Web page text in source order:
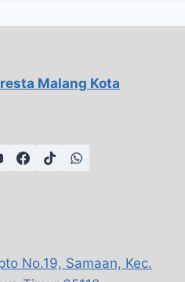
Malang Kota
No.19, Samaan, Kec.